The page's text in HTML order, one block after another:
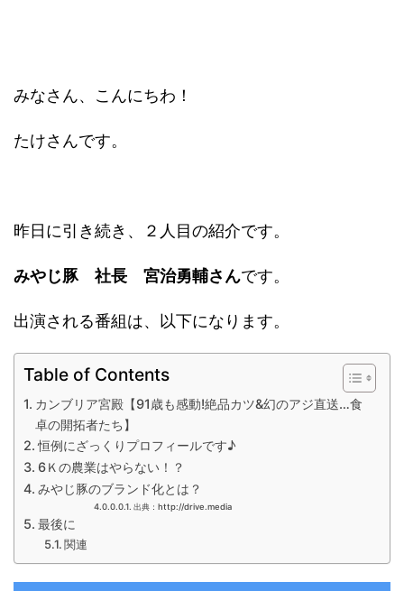
みなさん、こんにちわ！
たけさんです。
昨日に引き続き、２人目の紹介です。
みやじ豚 社長 宮治勇輔さんです。
出演される番組は、以下になります。
Table of Contents
カンブリア宮殿【91歳も感動!絶品カツ&幻のアジ直送…食
卓の開拓者たち】
恒例にざっくりプロフィールです♪
6Ｋの農業はやらない！？
みやじ豚のブランド化とは？
出典：http://drive.media
最後に
関連